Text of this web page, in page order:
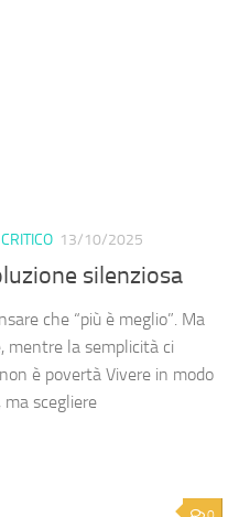
13/10/2025
silenziosa
che “più è meglio”. Ma
mentre la semplicità ci
è povertà Vivere in modo
scegliere